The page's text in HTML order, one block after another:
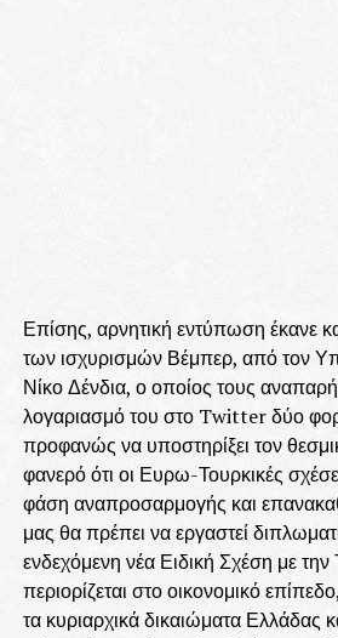
Επίσης, αρνητική εντύπωση έκανε
των ισχυρισμών Βέμπερ, από τον
Νίκο Δένδια, ο οποίος τους
λογαριασμό του στο Twitter δύο
προφανώς να υποστηρίξει τον
φανερό ότι οι Ευρω-Τουρκικές
φάση αναπροσαρμογής και
μας θα πρέπει να εργαστεί
ενδεχόμενη νέα Ειδική Σχέση με
περιορίζεται στο οικονομικό
τα κυριαρχικά δικαιώματα Ελλάδας